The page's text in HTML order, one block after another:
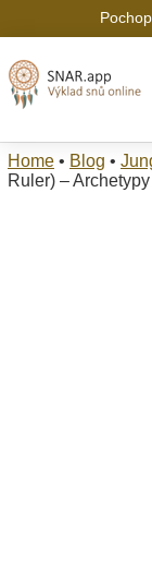
Home • Blog •
Ruler) –